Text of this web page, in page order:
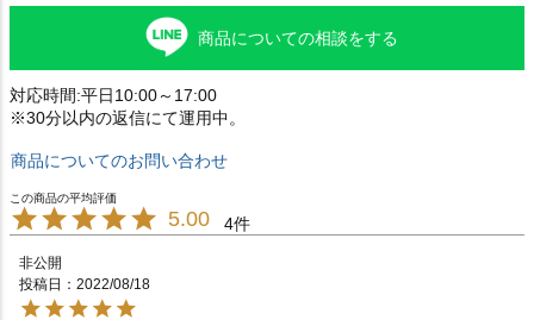
商品についての相談をする
対応時間:平日10:00～17:00
※30分以内の返信にて運用中。
商品についてのお問い合わせ
5.00 4
非公開
投稿日
2022/08/18